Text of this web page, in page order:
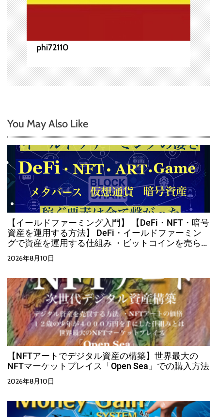
phi72110
You May Also Like
【イールドファーミング入門】 【DeFi・NFT・暗号
資産を運用する方法】 DeFi・イールドファーミン
グで資産を運用する仕組み ・ビットコインを売らず
に運用する方法
2026年8月10日
【NFTアートでデジタル資産の構築】世界最大の
NFTマーケットプレイス「Open Sea」での購入方法
2026年8月10日